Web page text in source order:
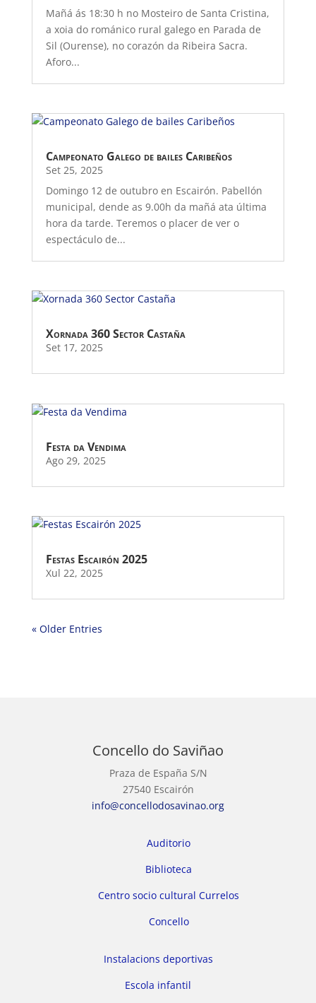
Mañá ás 18:30 h no Mosteiro de Santa Cristina,
a xoia do románico rural galego en Parada de
Sil (Ourense), no corazón da Ribeira Sacra.
Aforo...
Campeonato Galego de bailes Caribeños
Set 25, 2025
Domingo 12 de outubro en Escairón. Pabellón
municipal, dende as 9.00h da mañá ata última
hora da tarde. Teremos o placer de ver o
espectáculo de...
Xornada 360 Sector Castaña
Set 17, 2025
Festa da Vendima
Ago 29, 2025
Festas Escairón 2025
Xul 22, 2025
« Older Entries
Concello do Saviñao
Praza de España S/N
27540 Escairón
info@concellodosavinao.org
Auditorio
Biblioteca
Centro socio cultural Currelos
Concello
Instalacions deportivas
Escola infantil